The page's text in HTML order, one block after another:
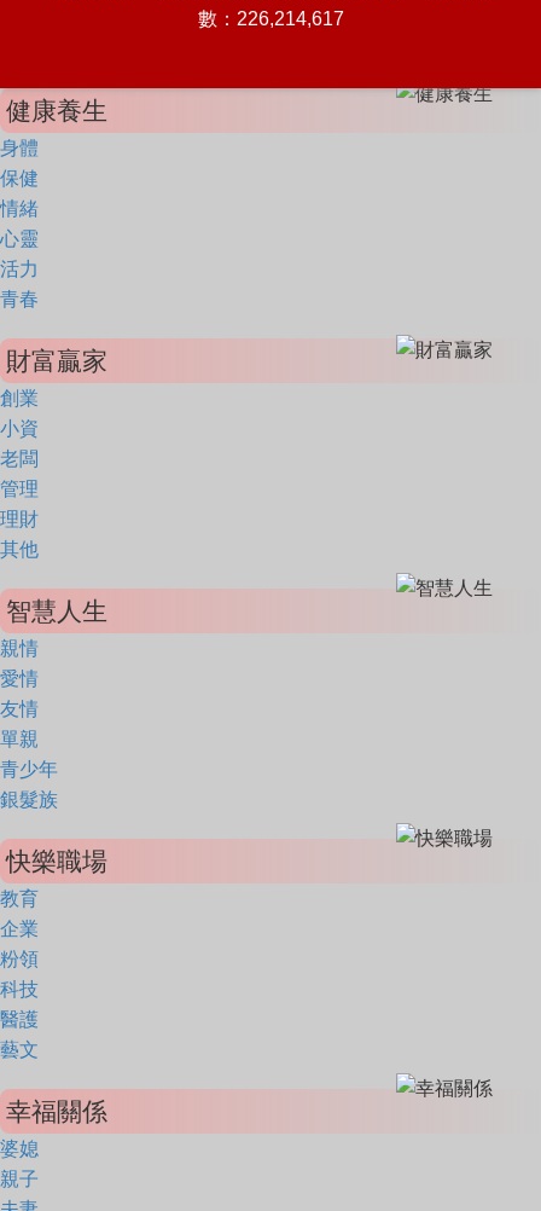
數：226,214,617
健康養生
身體
保健
情緒
心靈
活力
青春
財富贏家
創業
小資
老闆
管理
理財
其他
智慧人生
親情
愛情
友情
單親
青少年
銀髮族
快樂職場
教育
企業
粉領
科技
醫護
藝文
幸福關係
婆媳
親子